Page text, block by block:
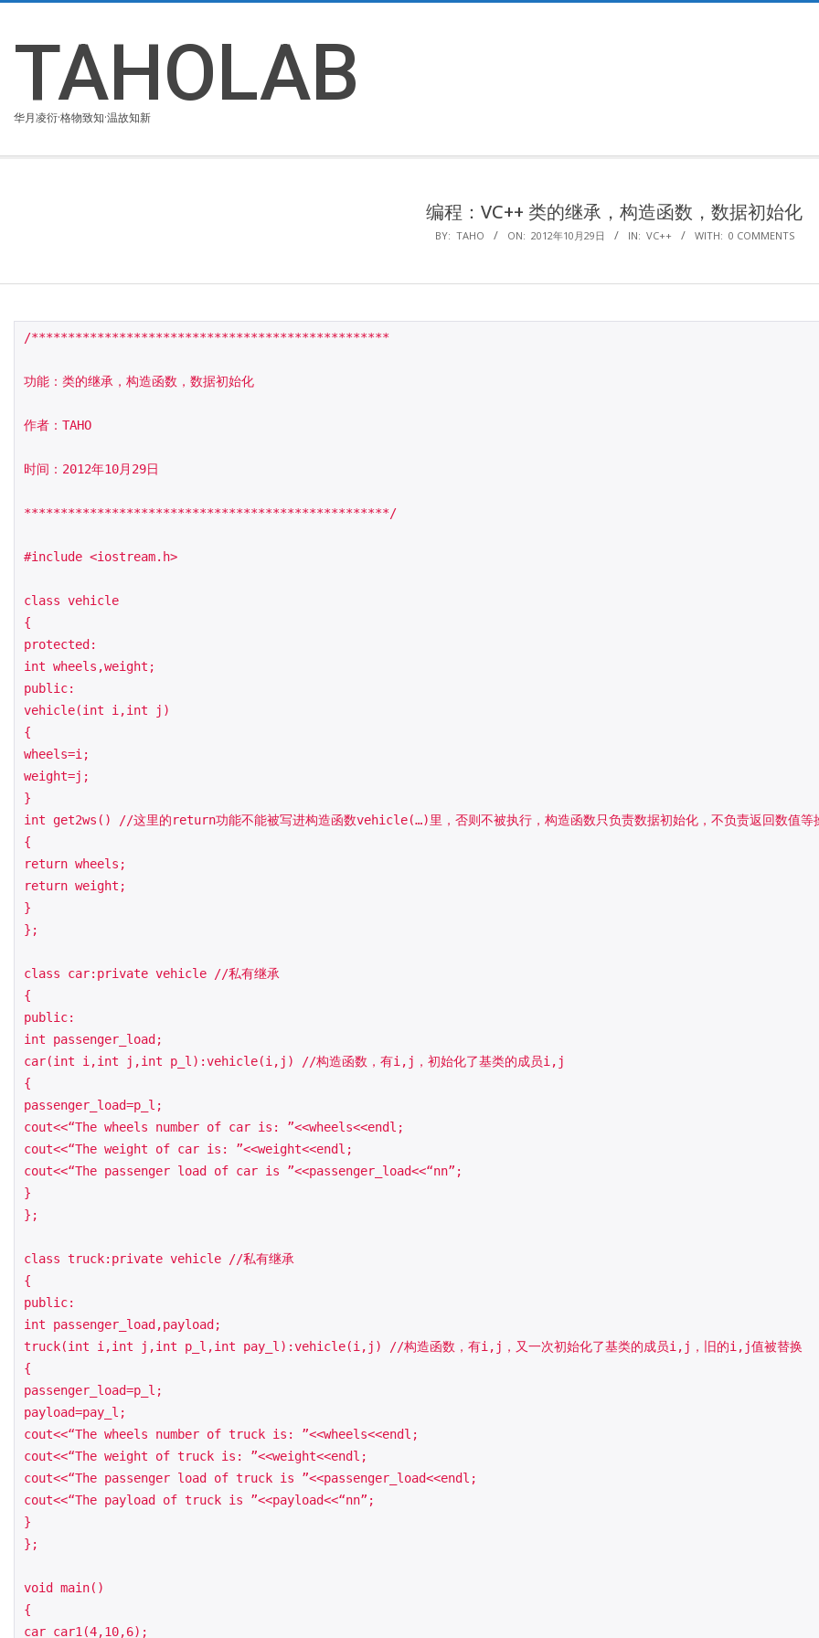
content
TAHOLAB
华月凌衍·格物致知·温故知新
编程：VC++ 类的继承，构造函数，数据初始化
BY: TAHO ON: 2012年10月29日 IN: VC++ WITH: 0 COMMENTS
/*************************************************
功能：类的继承，构造函数，数据初始化
作者：TAHO
时间：2012年10月29日
**************************************************/
#include <iostream.h>
class vehicle
{
protected:
int wheels,weight;
public:
vehicle(int i,int j)
{
wheels=i;
weight=j;
}
int get2ws() //这里的return功能不能被写进构造函数vehicle(…)里，否则不被执行，构造函数只负责数据初始化，不负责返回数值等
{
return wheels;
return weight;
}
};
class car:private vehicle //私有继承
{
public:
int passenger_load;
car(int i,int j,int p_l):vehicle(i,j) //构造函数，有i,j，初始化了基类的成员i,j
{
passenger_load=p_l;
cout<<“The wheels number of car is: ”<<wheels<<endl;
cout<<“The weight of car is: ”<<weight<<endl;
cout<<“The passenger load of car is ”<<passenger_load<<“nn”;
}
};
class truck:private vehicle //私有继承
{
public:
int passenger_load,payload;
truck(int i,int j,int p_l,int pay_l):vehicle(i,j) //构造函数，有i,j，又一次初始化了基类的成员i,j，旧的i,j值被替换
{
passenger_load=p_l;
payload=pay_l;
cout<<“The wheels number of truck is: ”<<wheels<<endl;
cout<<“The weight of truck is: ”<<weight<<endl;
cout<<“The passenger load of truck is ”<<passenger_load<<endl;
cout<<“The payload of truck is ”<<payload<<“nn”;
}
};
void main()
{
car car1(4,10,6);